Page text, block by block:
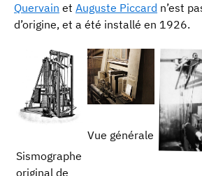
Quervain et Auguste Piccard n’est
d’origine, et a été installé en 1926.
Sismographe
original de
Vue générale